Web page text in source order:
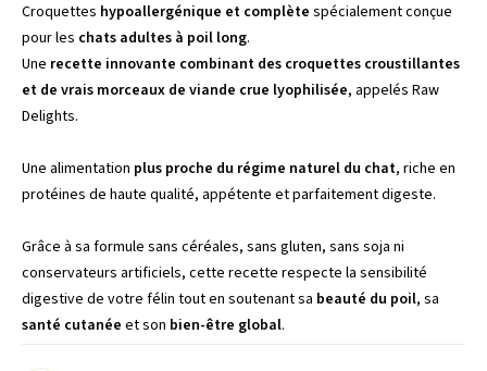
Croquettes hypoallergénique et complète spécialement conçue
pour les chats adultes à poil long.
Une recette innovante combinant des croquettes croustillantes
et de vrais morceaux de viande crue lyophilisée, appelés Raw
Delights.
Une alimentation plus proche du régime naturel du chat, riche en
protéines de haute qualité, appétente et parfaitement digeste.
Grâce à sa formule sans céréales, sans gluten, sans soja ni
conservateurs artificiels, cette recette respecte la sensibilité
digestive de votre félin tout en soutenant sa beauté du poil, sa
santé cutanée et son bien-être global.